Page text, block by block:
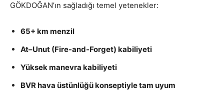
GÖKDOĞAN’ın sağladığı temel yetenekler:
65+ km menzil
At–Unut (Fire-and-Forget) kabiliyeti
Yüksek manevra kabiliyeti
BVR hava üstünlüğü konseptiyle tam uyum